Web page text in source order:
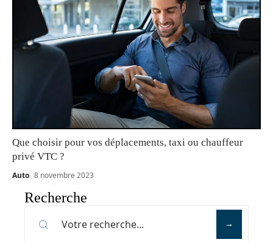
Que choisir pour vos déplacements, taxi ou chauffeur
privé VTC ?
Auto 8 novembre 2023
Recherche